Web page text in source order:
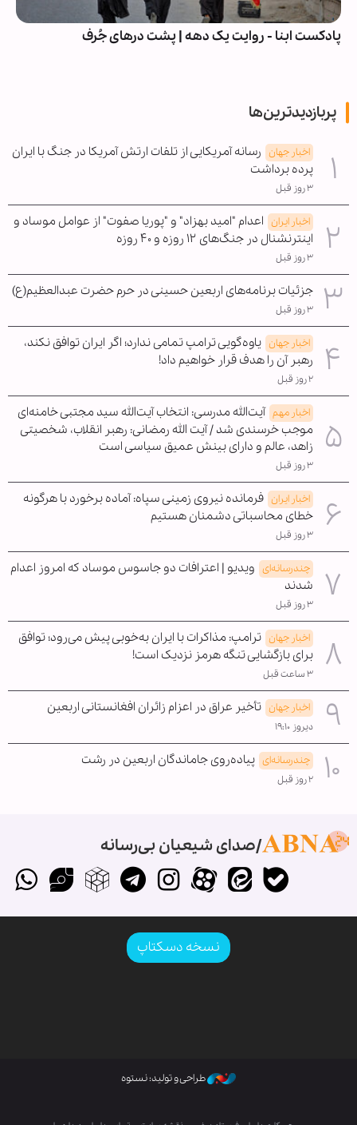
پادکست ابنا - روایت یک دهه | پشت درهای جُرف
پربازدیدترین‌ها
اخبار جهان رسانه آمریکایی از تلفات ارتش آمریکا در جنگ با ایران
پرده برداشت
۳ روز قبل
اخبار ایران اعدام "امید بهزاد" و "پوریا صفوت" از عوامل موساد و
اینترنشنال در جنگ‌های ۱۲ روزه و ۴۰ روزه
۳ روز قبل
جزئیات برنامه‌های اربعین حسینی در حرم حضرت عبدالعظیم(ع)
۳ روز قبل
اخبار جهان یاوه‌گویی ترامپ تمامی ندارد؛ اگر ایران توافق نکند،
رهبر آن را هدف قرار خواهیم داد!
۲ روز قبل
اخبار مهم آیت‌الله مدرسی: انتخاب آیت‌الله سید مجتبی خامنه‌ای
موجب خرسندی شد / آیت الله رمضانی: رهبر انقلاب، شخصیتی
زاهد، عالم و دارای بینش عمیق سیاسی است
۳ روز قبل
اخبار ایران فرمانده نیروی زمینی سپاه: آماده برخورد با هرگونه
خطای محاسباتی دشمنان هستیم
۳ روز قبل
چندرسانه‌ای ویدیو | اعترافات دو جاسوس موساد که امروز اعدام
شدند
۳ روز قبل
اخبار جهان ترامپ: مذاکرات با ایران به‌خوبی پیش می‌رود؛ توافق
برای بازگشایی تنگه هرمز نزدیک است!
۳ ساعت قبل
اخبار جهان تأخیر عراق در اعزام زائران افغانستانی اربعین
دیروز ۱۹:۱۰
چندرسانه‌ای پیاده‌روی جاماندگان اربعین در رشت
۲ روز قبل
صدای شیعیان بی‌رسانه
نسخه دسکتاپ
طراحی و تولید: نستوه